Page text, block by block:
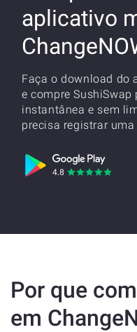
aplicativo
Faça o download do
e compre SushiSwap
instantânea e sem
precisa registrar uma
Por que
em